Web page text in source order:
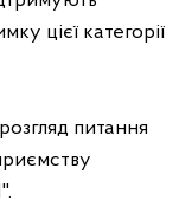
цієї категорії
питання